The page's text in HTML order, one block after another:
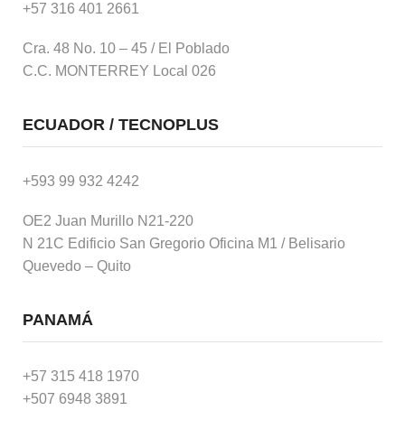
+57 316 401 2661
Cra. 48 No. 10 – 45 / El Poblado
C.C. MONTERREY Local 026
ECUADOR / TECNOPLUS
+593 99 932 4242
OE2 Juan Murillo N21-220
N 21C Edificio San Gregorio Oficina M1 / Belisario
Quevedo – Quito
PANAMÁ
+57 315 418 1970
+507 6948 3891